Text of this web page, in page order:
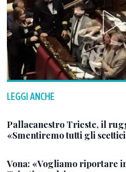
LEGGI ANCHE
Pallacanestro Trieste, il
«Smentiremo tutti gli
Vona: «Vogliamo riportare